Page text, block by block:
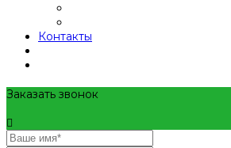
Контакты
Заказать звонок